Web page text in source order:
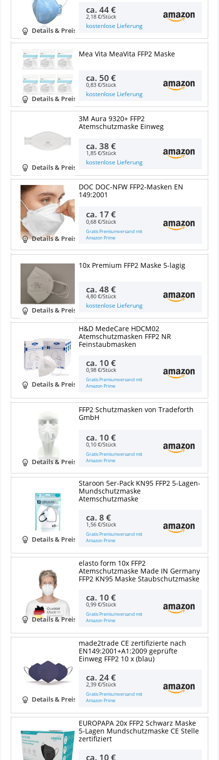
Details & Preise
ca.44 €
2,18 €/Stück
kostenlose Lieferung
Details & Preise
Mea Vita MeaVita FFP2 Maske
ca. 50 €
0,83 €/Stück
kostenlose Lieferung
Details & Preise
3M Aura 9320+ FFP2
Atemschutzmaske Einweg
ca.38 €
1,85 €/Stück
kostenlose Lieferung
Details & Preise
DOC DOC-NFW FFP2-Masken EN
149:2001
ca. 17 €
0,68 €/Stück
Gratis Premiumversand mit
Amazon Prime
Details & Preise
10x Premium FFP2 Maske 5-lagig
ca.48 €
4,80 €/Stück
kostenlose Lieferung
Details & Preise
H&D MedeCare HDCM02
Atemschutzmasken FFP2 NR
Feinstaubmasken
ca. 10 €
0,98 €/Stück
Gratis Premiumversand mit
Amazon Prime
Details & Preise
FFP2 Schutzmasken von Tradeforth
GmbH
ca. 10 €
0,10 €/Stück
Gratis Premiumversand mit
Amazon Prime
Details & Preise
Staroon 5er-Pack KN95 FFP2 5-Lagen-
Mundschutzmaske
Atemschutzmaske
ca.8 €
1,56 €/Stück
Gratis Premiumversand mit
Amazon Prime
Details & Preise
elasto form 10x FFP2
Atemschutzmaske Made IN Germany
FFP2 KN95 Maske Staubschutzmaske
ca. 10 €
0,99 €/Stück
Gratis Premiumversand mit
Amazon Prime
Details & Preise
made2trade CE zertifizierte nach
EN149:2001+A1:2009 geprüfte
Einweg FFP2 10 x (blau)
ca.24 €
2,39 €/Stück
Gratis Premiumversand mit
Amazon Prime
EUROPAPA 20x FFP2 Schwarz Maske
5-Lagen Mundschutzmaske CE Stelle
zertifiziert
ca. 10 €